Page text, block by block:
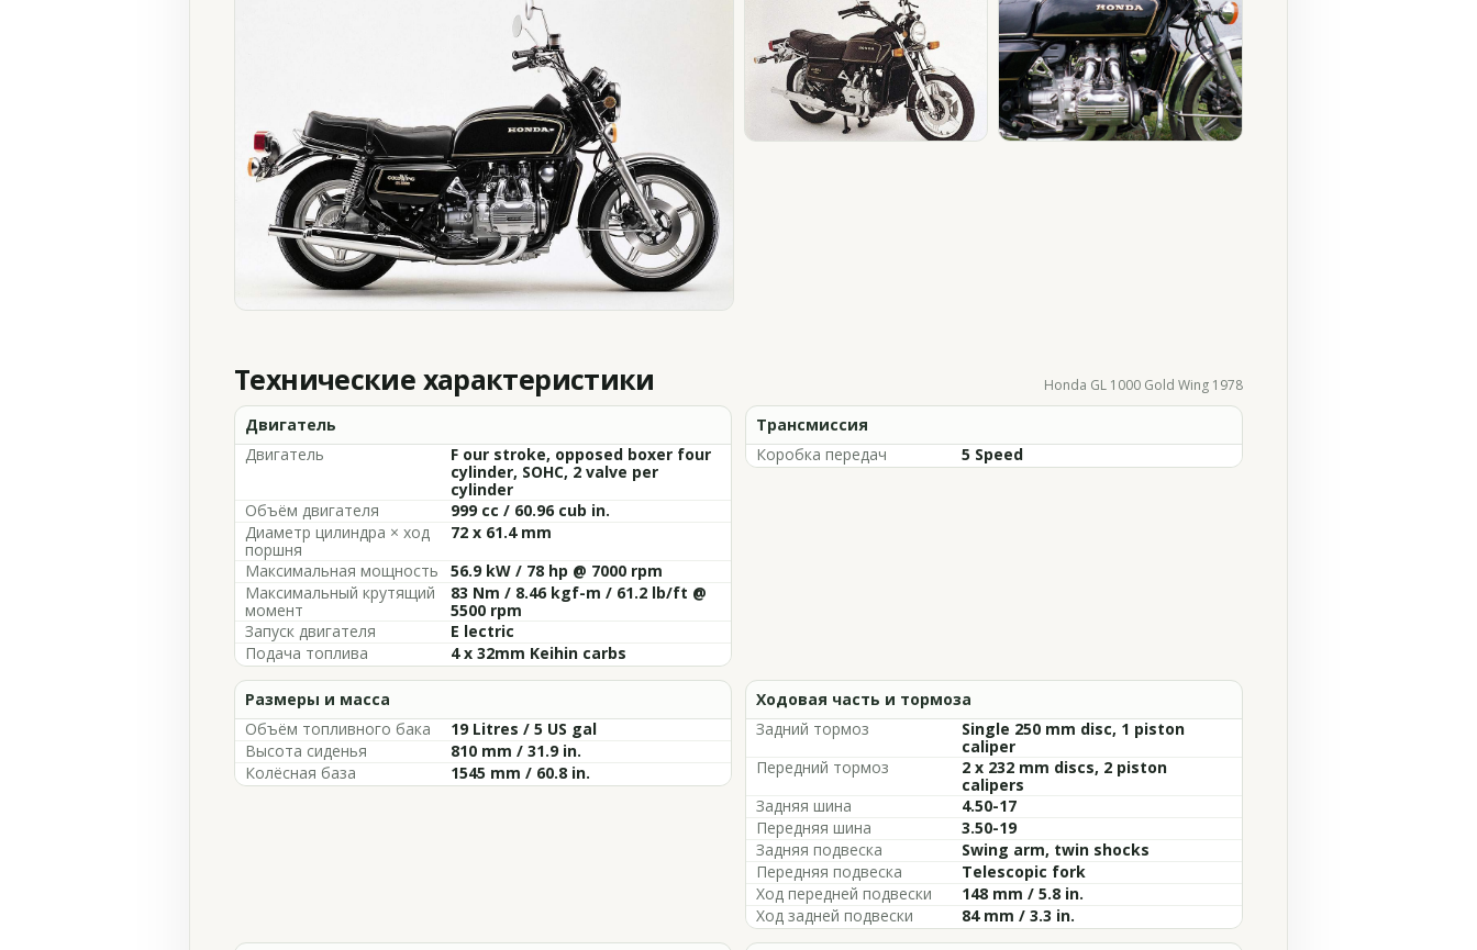
Технические характеристики Honda GL 1000 Gold Wing 1978
Двигатель
Двигатель
F our stroke, opposed boxer four
cylinder, SOHC, 2 valve per
cylinder
Объём двигателя
999 cc / 60.96 cub in.
Диаметр цилиндра × ход
поршня
72 x 61.4 mm
Максимальная мощность
56.9 kW / 78 hp @ 7000 rpm
Максимальный крутящий
момент
83 Nm / 8.46 kgf-m / 61.2 lb/ft @
5500 rpm
Запуск двигателя
E lectric
Подача топлива
4 x 32mm Keihin carbs
Трансмиссия
Коробка передач
5 Speed
Размеры и масса
Объём топливного бака
19 Litres / 5 US gal
Высота сиденья
810 mm / 31.9 in.
Колёсная база
1545 mm / 60.8 in.
Ходовая часть и тормоза
Задний тормоз
Single 250 mm disc, 1 piston
caliper
Передний тормоз
2 x 232 mm discs, 2 piston
calipers
Задняя шина
4.50-17
Передняя шина
3.50-19
Задняя подвеска
Swing arm, twin shocks
Передняя подвеска
Telescopic fork
Ход передней подвески
148 mm / 5.8 in.
Ход задней подвески
84 mm / 3.3 in.